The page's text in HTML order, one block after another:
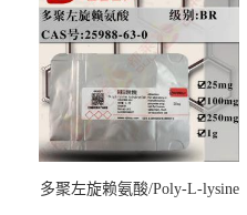
多聚左旋赖氨酸/Poly-L-lysine